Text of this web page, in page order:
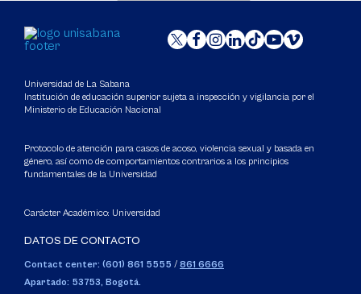
Universidad de La Sabana
Institución de educación superior sujeta a inspección y vigilancia por el
Ministerio de Educación Nacional
Protocolo de atención para casos de acoso, violencia sexual y basada en
género, así como de comportamientos contrarios a los principios
fundamentales de la Universidad
Carácter Académico: Universidad
DATOS DE CONTACTO
Contact center: (601) 861 5555 / 861 6666
Apartado: 53753, Bogotá.